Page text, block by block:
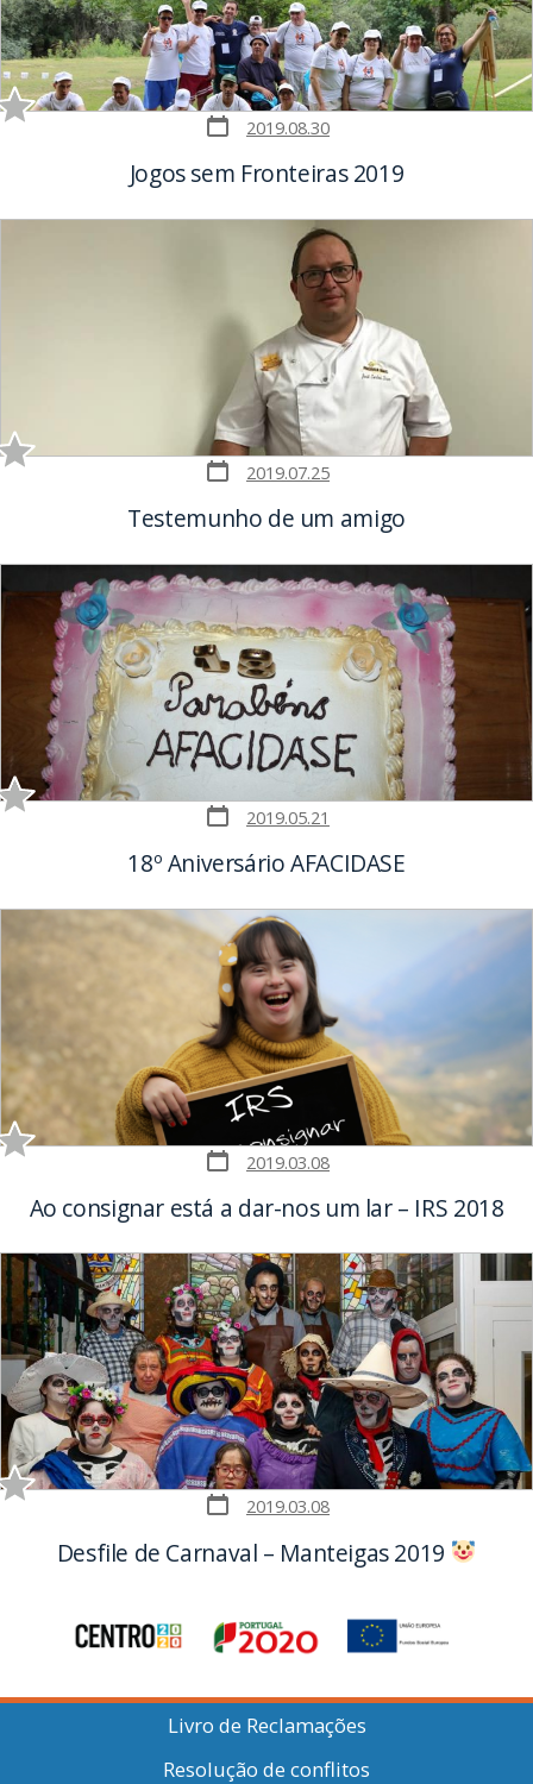
Post
date
2019.08.30
Jogos sem Fronteiras 2019
Post
date
2019.07.25
Testemunho de um amigo
Post
date
2019.05.21
18º Aniversário AFACIDASE
Post
date
2019.03.08
Ao consignar está a dar-nos um lar – IRS 2018
Post
date
2019.03.08
Desfile de Carnaval – Manteigas 2019
Livro de Reclamações
Resolução de conflitos